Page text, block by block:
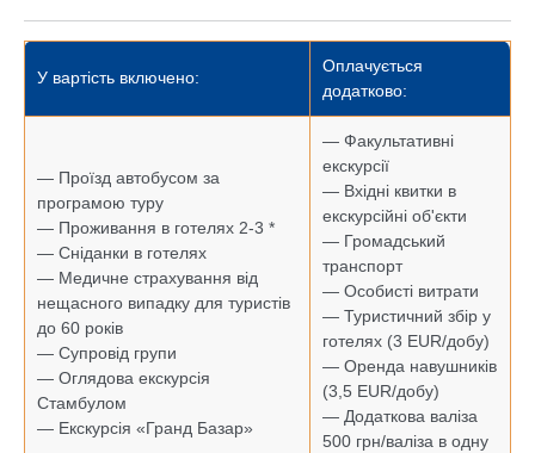
У вартість включено:
Оплачується
додатково:
— Проїзд автобусом за
програмою туру
— Проживання в готелях 2-3 *
— Сніданки в готелях
— Медичне страхування від
нещасного випадку для туристів
до 60 років
— Супровід групи
— Оглядова екскурсія
Стамбулом
— Екскурсія «Гранд Базар»
— Факультативні
екскурсії
— Вхідні квитки в
екскурсійні об'єкти
— Громадський
транспорт
— Особисті витрати
— Туристичний збір у
готелях (3 EUR/добу)
— Оренда навушників
(3,5 EUR/добу)
— Додаткова валіза
500 грн/валіза в одну